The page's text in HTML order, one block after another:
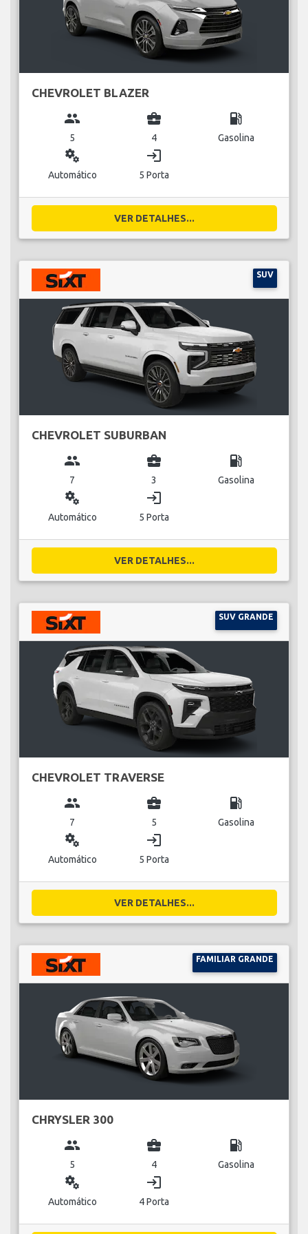
CHEVROLET BLAZER
group
5
business_center
4
local_gas_station
Gasolina
miscellaneous_services
Automático
login
5 Porta
VER DETALHES...
SUV
CHEVROLET SUBURBAN
group
7
business_center
3
local_gas_station
Gasolina
miscellaneous_services
Automático
login
5 Porta
VER DETALHES...
SUV GRANDE
CHEVROLET TRAVERSE
group
7
business_center
5
local_gas_station
Gasolina
miscellaneous_services
Automático
login
5 Porta
VER DETALHES...
FAMILIAR GRANDE
CHRYSLER 300
group
5
business_center
4
local_gas_station
Gasolina
miscellaneous_services
Automático
login
4 Porta